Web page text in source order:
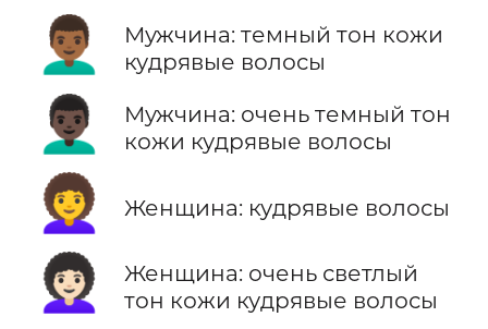
👨🏾‍🦱
Мужчина: темный тон кожи
кудрявые волосы
👨🏿‍🦱
Мужчина: очень темный тон
кожи кудрявые волосы
👩‍🦱 Женщина: кудрявые волосы
👩🏻‍🦱
Женщина: очень светлый
тон кожи кудрявые волосы